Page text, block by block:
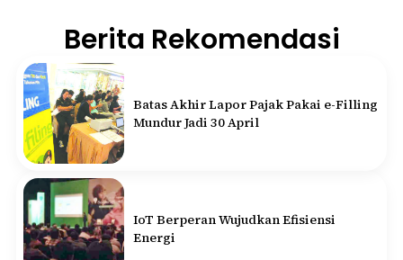
Berita Rekomendasi
Batas Akhir Lapor Pajak Pakai e-Filling
Mundur Jadi 30 April
IoT Berperan Wujudkan Efisiensi
Energi